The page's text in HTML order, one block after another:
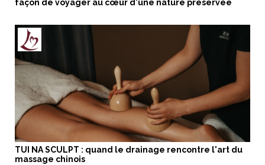
façon de voyager au cœur d'une nature préservée
TUI NA SCULPT : quand le drainage rencontre l'art du
massage chinois